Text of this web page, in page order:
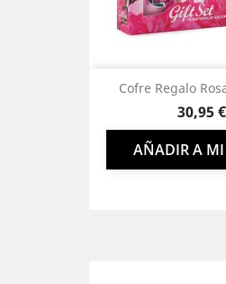
Cofre Regalo
Precio
30,95 €
AÑADIR A MI